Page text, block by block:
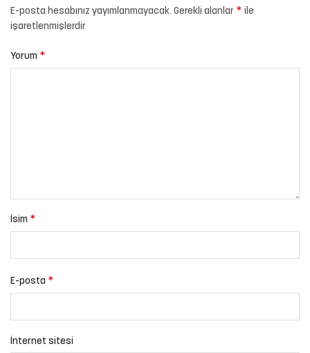
E-posta hesabınız yayımlanmayacak. Gerekli alanlar * ile
işaretlenmişlerdir
Yorum *
İsim *
E-posta *
İnternet sitesi